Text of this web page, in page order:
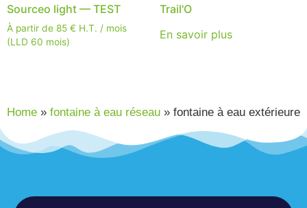
Sourceo light — TEST
À partir de 85 € H.T. / mois
(LLD 60 mois)
Trail'O
En savoir plus
Home » fontaine à eau réseau » fontaine à eau extérieure